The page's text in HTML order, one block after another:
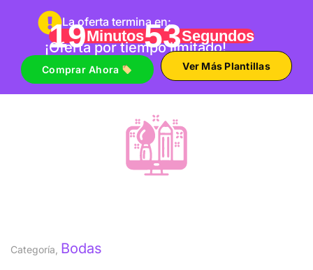
La oferta termina en:
19Minutos52Segundos
¡Oferta por tiempo limitado!
Comprar Ahora Ver Más Plantillas
Categoría, Bodas